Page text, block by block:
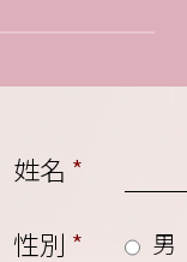
姓名 *
性別 * 男